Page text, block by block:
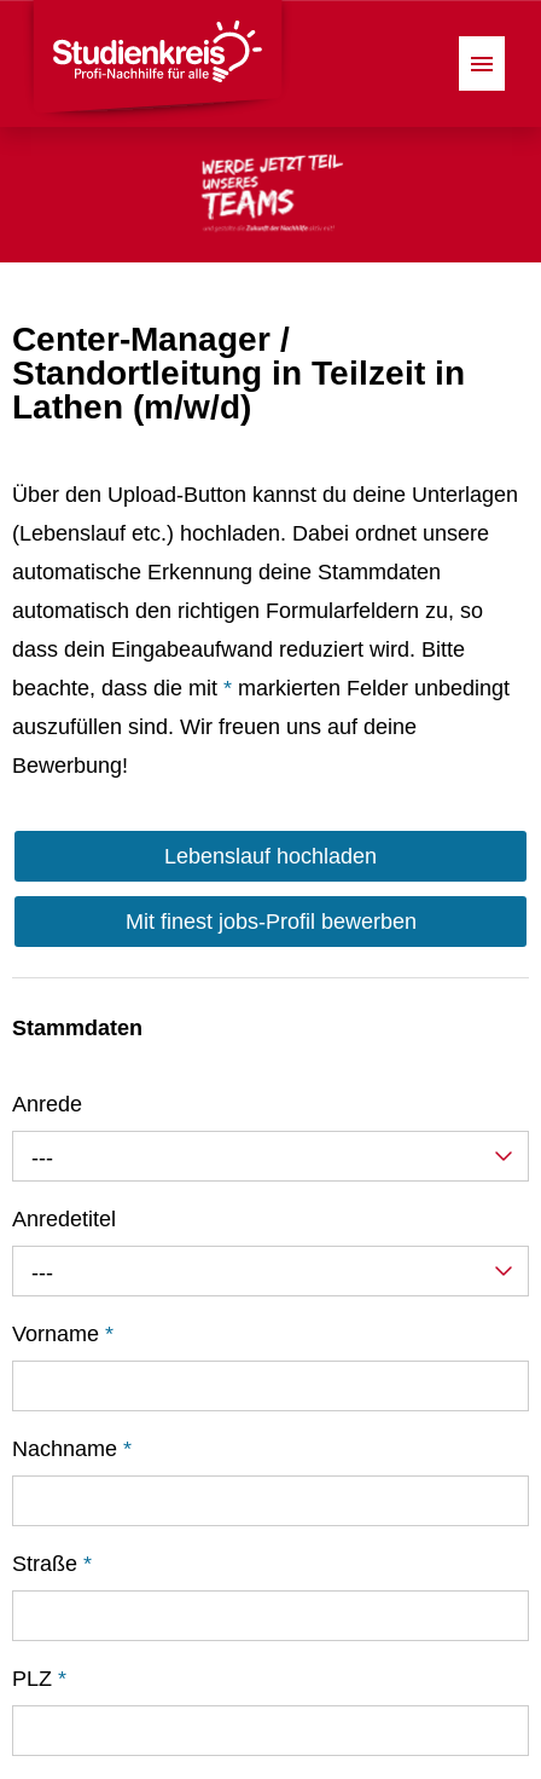
Center-Manager /
Standortleitung in Teilzeit in
Lathen (m/w/d)
Über den Upload-Button kannst du deine Unterlagen
(Lebenslauf etc.) hochladen. Dabei ordnet unsere
automatische Erkennung deine Stammdaten
automatisch den richtigen Formularfeldern zu, so
dass dein Eingabeaufwand reduziert wird. Bitte
beachte, dass die mit * markierten Felder unbedingt
auszufüllen sind. Wir freuen uns auf deine
Bewerbung!
Lebenslauf hochladen
Mit finest jobs-Profil bewerben
Stammdaten
Anrede
---
Anredetitel
---
Vorname *
Nachname *
Straße *
PLZ *